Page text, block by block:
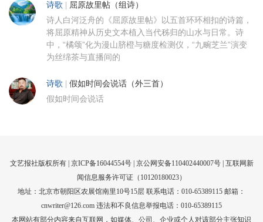
诗歌 屈原故里帖（组诗）
诗人白河泛舟的《屈原故里帖》以五首环环相扣的诗篇，
将屈原精神从历史文本植入当代秭归的山水与日常。诗
中，“橘颂”化为漫山脐橙与糖度检测仪，“九畹芝兰”演变
为丝绵茶与直播间的
诗歌 假如时间会说话（外三首）
假如时间会说话
文艺报社版权所有 | 京ICP备16044554号| 京公网安备110402440007号 | 互联网新
闻信息服务许可证（10120180023）
地址：北京市朝阳区农展馆南里10号15层 联系电话：010-65389115 邮箱：
cnwriter@126.com 违法和不良信息举报电话：010-65389115
本网站有部分内容来自互联网，如媒体、公司、企业或个人对该部分主张知识